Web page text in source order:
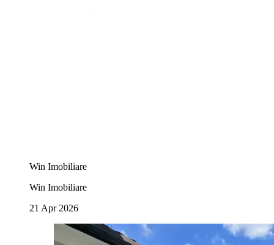
Win Imobiliare
Win Imobiliare
21 Apr 2026